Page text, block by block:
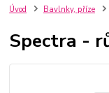
Úvod Bavlnky, příze
Spectra -